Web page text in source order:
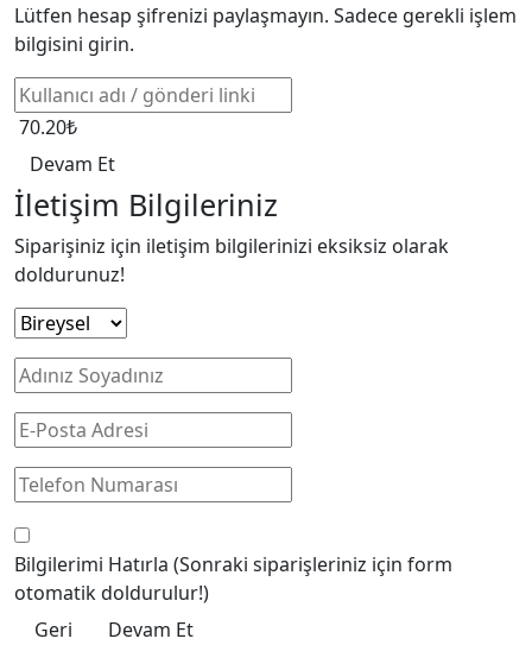
Lütfen hesap şifrenizi paylaşmayın. Sadece gerekli işlem
bilgisini girin.
70.20₺
Devam Et
İletişim Bilgileriniz
Siparişiniz için iletişim bilgilerinizi eksiksiz olarak
doldurunuz!
Bilgilerimi Hatırla (Sonraki siparişleriniz için form
otomatik doldurulur!)
Geri
Devam Et